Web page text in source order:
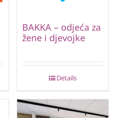
BAKKA – odjeća za
žene i djevojke
Details